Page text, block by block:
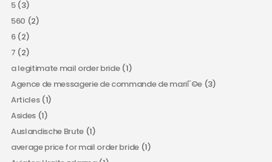
5(3)
560 (2)
6(2)
7 (2)
a legitimate mail order bride(1)
Agence de messagerie de commande de mariГ©e(3)
Articles(1)
Asides(1)
Auslandische Brute (1)
average price for mail order bride(1)